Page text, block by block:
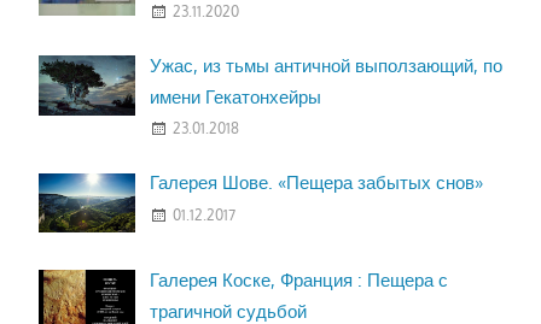
23.11.2020
Ужас, из тьмы античной выползающий, по
имени Гекатонхейры
23.01.2018
Галерея Шове. «Пещера забытых снов»
01.12.2017
Галерея Коске, Франция : Пещера с
трагичной судьбой